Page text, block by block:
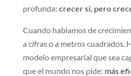
profunda: crecer sí, pero
Cuando hablamos de
a cifras o a metros cuadrados.
modelo empresarial que sea
que el mundo nos pide: más